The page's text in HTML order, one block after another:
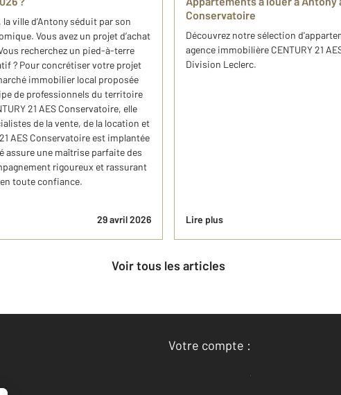
ville d’Antony séduit par son
Vous avez un projet d’achat
recherchez un pied-à-terre
? Pour concrétiser votre projet
immobilier local proposée
de professionnels du territoire
21 AES Conservatoire, elle
de la vente, de la location et
AES Conservatoire est implantée
assure une maîtrise parfaite des
rigoureux et rassurant
toute confiance.
29 avril 2026
Conservatoire
Découvrez notre sélection
agence immobilière CENTURY 21
Division Leclerc.
Lire plus
Voir tous les articles
Votre compte :
Accéder à mon compte